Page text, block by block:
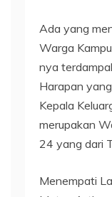
Ada yang
Warga
nya
Harapan
Kepala
merupakan
24 yang dari
Menempati